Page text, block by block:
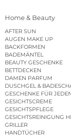
Home & Beauty
AFTER SUN
AUGEN MAKE UP
BACKFORMEN
BADEMÄNTEL
BEAUTY GESCHENKE
BETTDECKEN
DAMEN PARFUM
DUSCHGEL &
GESCHENKE FÜR
GESICHTSCREME
GESICHTSPFLEGE
GESICHTSREINIGUNG
GRILLER
HANDTÜCHER